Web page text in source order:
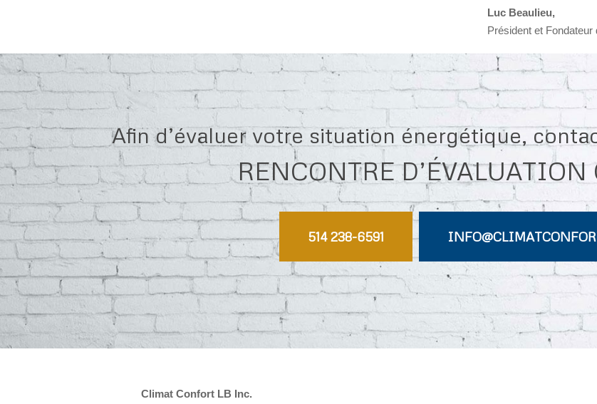
Luc Beaulieu,
Président et
Afin d’évaluer votre situation énergétique,
RENCONTRE D’ÉVALUATION
514 238-6591
Climat Confort LB Inc.